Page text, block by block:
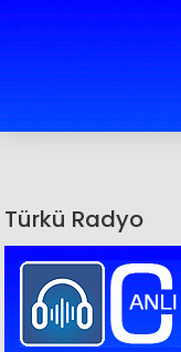
Türkü Radyo